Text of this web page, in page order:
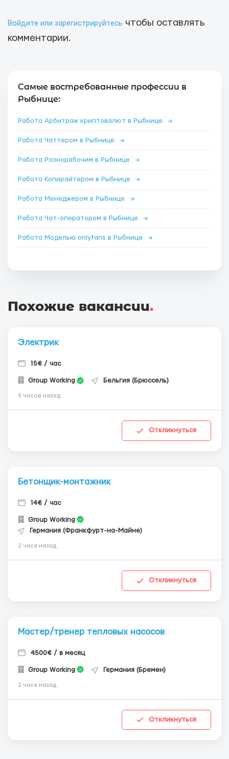
Войдите или зарегистрируйтесь чтобы оставлять
комментарии.
Самые востребованные профессии в
Рыбнице:
Работа Арбитраж криптовалют в Рыбнице →
Работа Чаттером в Рыбнице →
Работа Разнорабочим в Рыбнице →
Работа Копирайтером в Рыбнице →
Работа Менеджером в Рыбнице →
Работа Чат-оператором в Рыбнице →
Работа Моделью onlyfans в Рыбнице →
Похожие вакансии.
Электрик
15€ / час
Group Working Бельгия (Брюссель)
9 часов назад
Откликнуться
Бетонщик-монтажник
14€ / час
Group Working
Германия (Франкфурт-на-Майне)
2 часа назад
Откликнуться
Мастер/тренер тепловых насосов
4500€ / в месяц
Group Working Германия (Бремен)
2 часа назад
Откликнуться